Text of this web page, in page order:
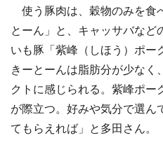
使う豚肉は、穀物のみを食
とーん」と、キャッサバな
いも豚「紫峰（しほう）ポー
きーとーんは脂肪分が少なく
クトに感じられる。紫峰ポ
が際立つ。好みや気分で選ん
てもらえれば」と多田さん。